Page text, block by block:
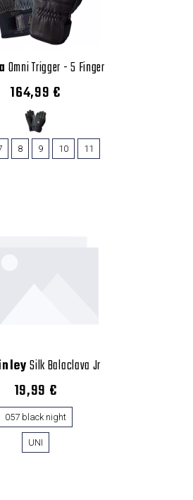
Omni Trigger - 5 Finger
164,99 €
8 9 10 11
Silk Balaclava Jr
19,99 €
057 black night
UNI